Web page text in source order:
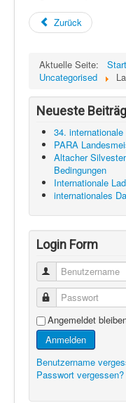
Zurück
Aktuelle Seite:
Uncategorised
Neueste
34. internationale
PARA
Altacher
Bedingungen
Internationale
internationales
Login Form
Benutzername
Passwort
Angemeldet
Anmelden
Benutzername
Passwort vergessen?